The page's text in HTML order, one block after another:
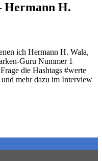
Hermann H.
ich Hermann H. Wala,
Guru Nummer 1
die Hashtags #werte
mehr dazu im Interview